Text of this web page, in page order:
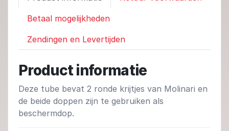
Betaal mogelijkheden
Zendingen en Levertijden
Product informatie
Deze tube bevat 2 ronde krijtjes van Molinari en
de beide doppen zijn te gebruiken als
beschermdop.